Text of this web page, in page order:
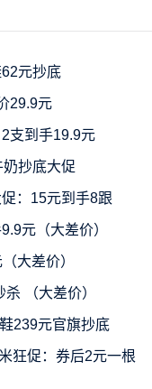
元抄底
29.9元
支到手19.9元
抄底大促
：15元到手8跟
元（大差价）
大差价）
（大差价）
239元官旗抄底
狂促：券后2元一根